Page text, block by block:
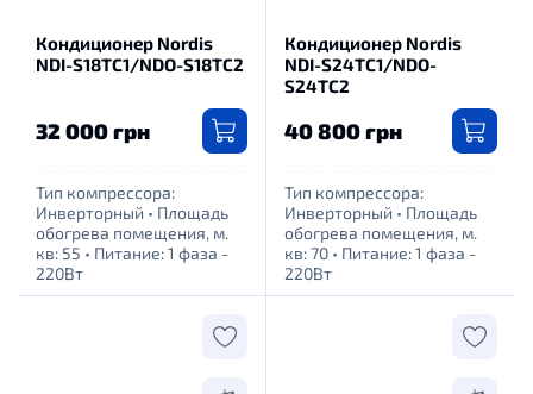
Кондиционер Nordis
NDI-S18TC1/NDO-S18TC2
32 000 грн
Тип компрессора:
Инверторный • Площадь
обогрева помещения, м.
кв: 55 • Питание: 1 фаза -
220Вт
Кондиционер Nordis
NDI-S24TC1/NDO-
S24TC2
40 800 грн
Тип компрессора:
Инверторный • Площадь
обогрева помещения, м.
кв: 70 • Питание: 1 фаза -
220Вт